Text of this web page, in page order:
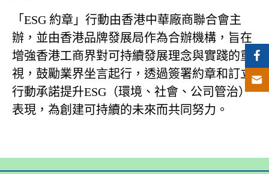
「ESG 約章」行動由香港中華廠商聯合會主
辦，並由香港品牌發展局作為合辦機構，旨在
增強香港工商界對可持續發展理念與實踐的重
視，鼓勵業界坐言起行，透過簽署約章和訂立
行動承諾提升ESG（環境、社會、公司管治）
表現，為創建可持續的未來而共同努力。